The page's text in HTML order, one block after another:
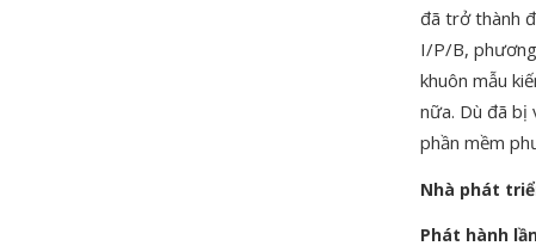
đã trở thành
I/P/B,
khuôn mẫu
nữa. Dù đã bị
phần mềm
Nhà phát
Phát hành